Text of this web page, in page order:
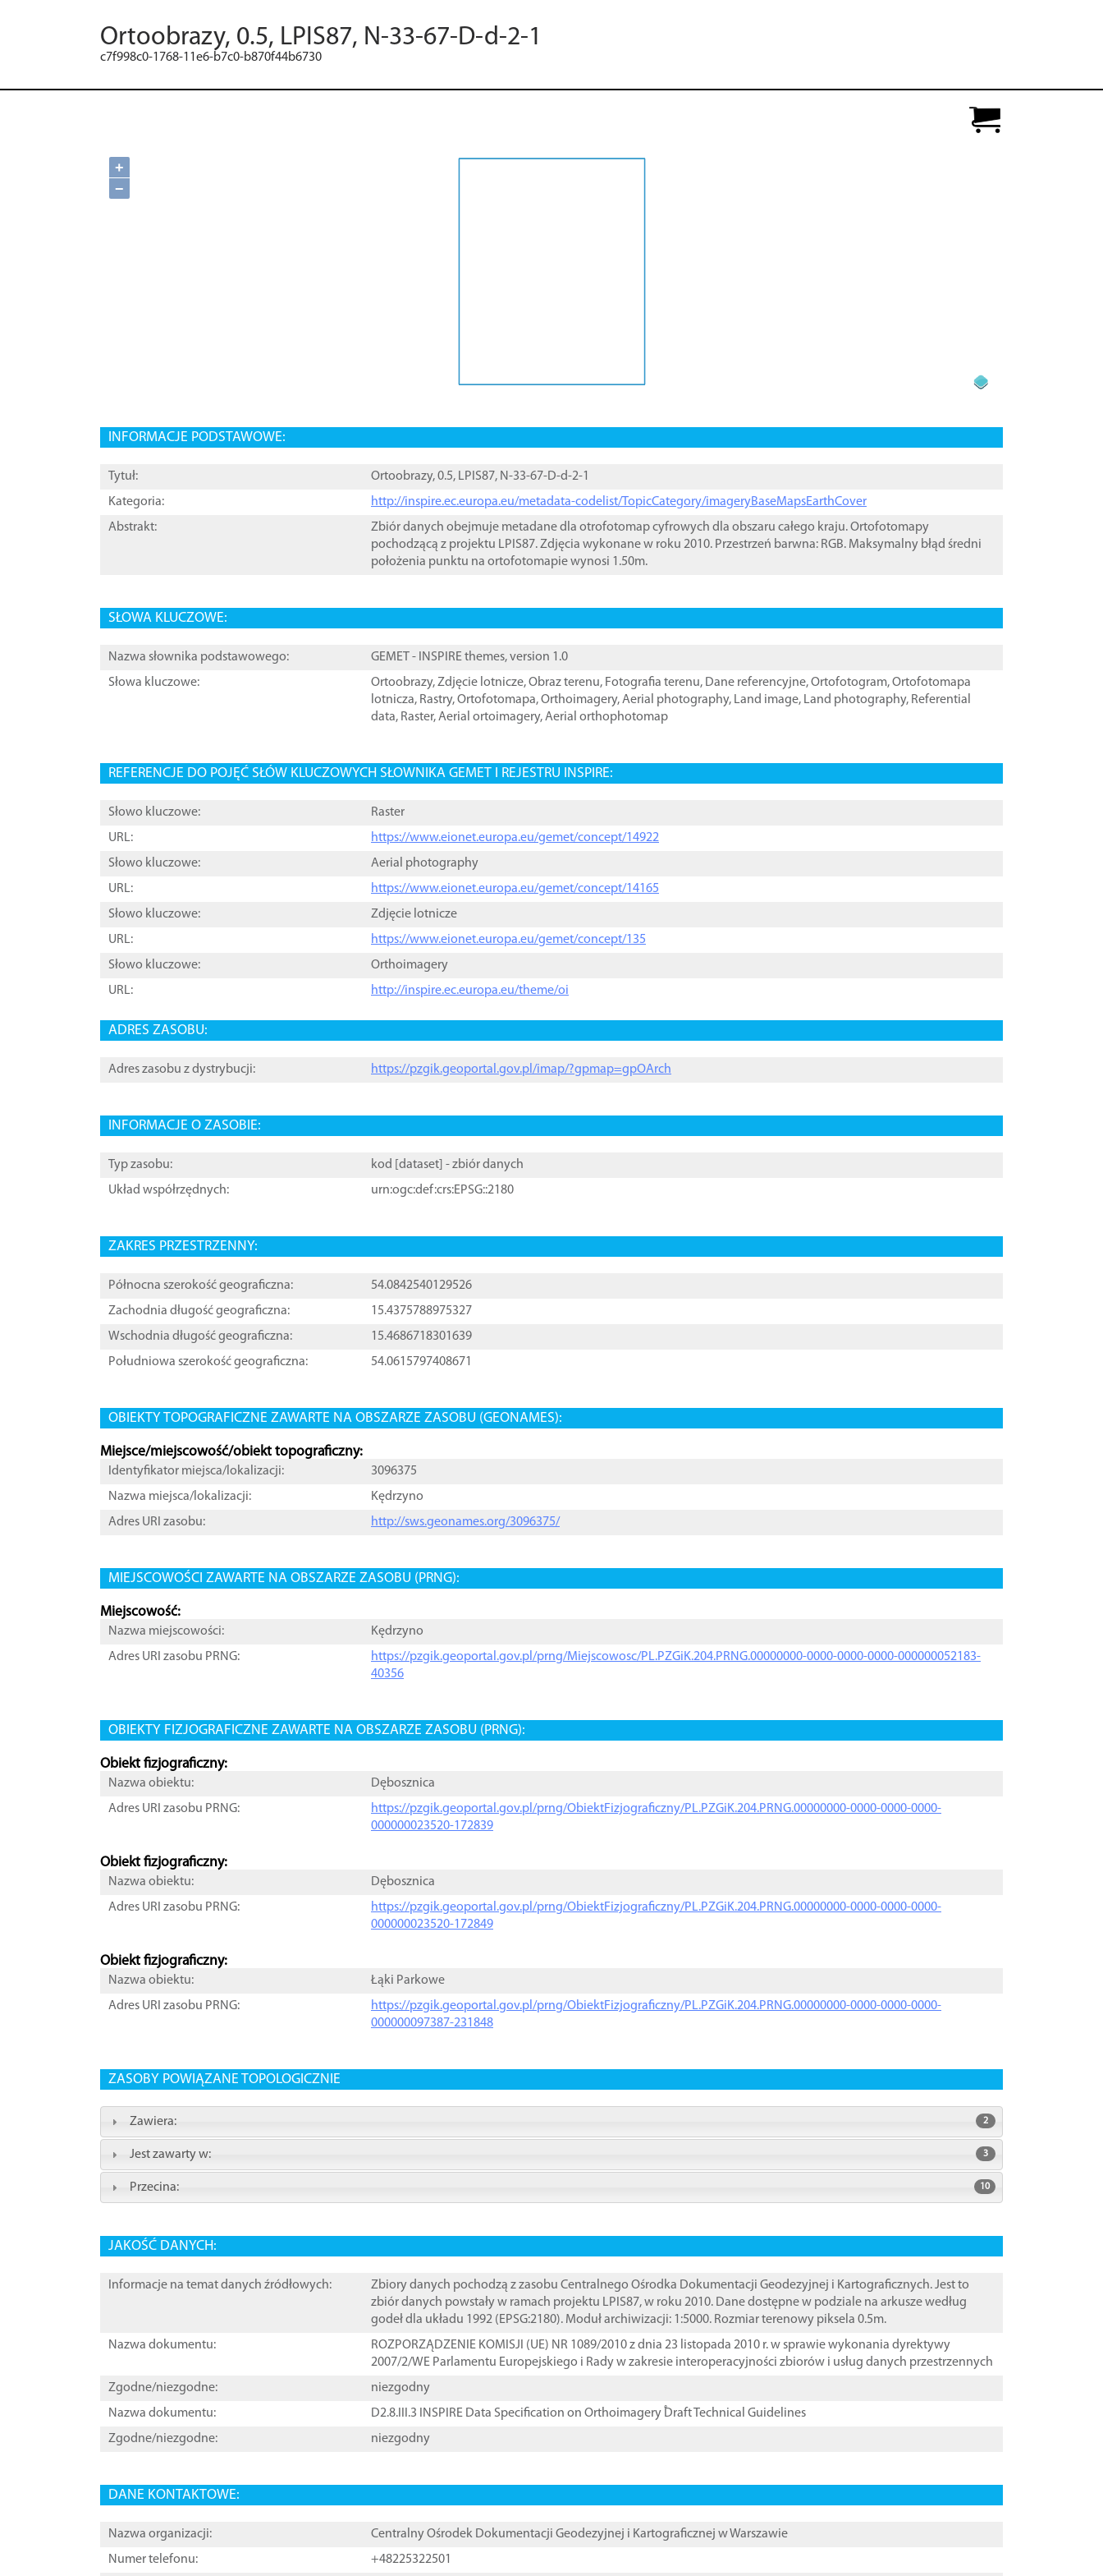
Ortoobrazy, 0.5, LPIS87, N-33-67-D-d-2-1
c7f998c0-1768-11e6-b7c0-b870f44b6730
+
−
INFORMACJE PODSTAWOWE:
Tytuł:
Ortoobrazy, 0.5, LPIS87, N-33-67-D-d-2-1
Kategoria:
http://inspire.ec.europa.eu/metadata-codelist/TopicCategory/imageryBaseMapsEarthCover
Abstrakt:
Zbiór danych obejmuje metadane dla otrofotomap cyfrowych dla obszaru całego kraju. Ortofotomapy
pochodzącą z projektu LPIS87. Zdjęcia wykonane w roku 2010. Przestrzeń barwna: RGB. Maksymalny błąd średni
położenia punktu na ortofotomapie wynosi 1.50m.
SŁOWA KLUCZOWE:
Nazwa słownika podstawowego:
GEMET - INSPIRE themes, version 1.0
Słowa kluczowe:
Ortoobrazy,Zdjęcie lotnicze,Obraz terenu, Fotografia terenu, Dane referencyjne,Ortofotogram,Ortofotomapa
lotnicza, Rastry,Ortofotomapa,Orthoimagery,Aerial photography, Land image, Land photography, Referential
data, Raster,Aerial ortoimagery,Aerial orthophotomap
REFERENCJE DO POJĘĆ SŁÓW KLUCZOWYCH SŁOWNIKA GEMET I REJESTRU INSPIRE:
Słowo kluczowe:
Raster
URL:
https://www.eionet.europa.eu/gemet/concept/14922
Słowo kluczowe:
Aerial photography
URL:
https://www.eionet.europa.eu/gemet/concept/14165
Słowo kluczowe:
Zdjęcie lotnicze
URL:
https://www.eionet.europa.eu/gemet/concept/135
Słowo kluczowe:
Orthoimagery
URL:
http://inspire.ec.europa.eu/theme/oi
ADRES ZASOBU:
Adres zasobu z dystrybucji: https://pzgik.geoportal.gov.pl/imap/?gpmap=gpOArch
INFORMACJE O ZASOBIE:
Typ zasobu: kod [ dataset ] - zbiór danych
Układ współrzędnych:
urn:ogc:def:crs:EPSG::2180
ZAKRES PRZESTRZENNY:
Północna szerokość geograficzna:
54.0842540129526
Zachodnia długość geograficzna:
15.4375788975327
Wschodnia długość geograficzna:
15.4686718301639
Południowa szerokość geograficzna:
54.0615797408671
OBIEKTY TOPOGRAFICZNE ZAWARTE NA OBSZARZE ZASOBU (GEONAMES):
Miejsce/miejscowość/obiekt topograficzny:
Identyfikator miejsca/lokalizacji:
3096375
Nazwa miejsca/lokalizacji:
Kędrzyno
Adres URI zasobu:
http://sws.geonames.org/3096375/
MIEJSCOWOŚCI ZAWARTE NA OBSZARZE ZASOBU (PRNG):
Miejscowość:
Nazwa miejscowości:
Kędrzyno
Adres URI zasobu PRNG:
https://pzgik.geoportal.gov.pl/prng/Miejscowosc/PL.PZGiK.204.PRNG.00000000-0000-0000-0000-000000052183-
40356
OBIEKTY FIZJOGRAFICZNE ZAWARTE NA OBSZARZE ZASOBU (PRNG):
Obiekt fizjograficzny:
Nazwa obiektu:
Dębosznica
Adres URI zasobu PRNG:
https://pzgik.geoportal.gov.pl/prng/ObiektFizjograficzny/PL.PZGiK.204.PRNG.00000000-0000-0000-0000-
000000023520-172839
Obiekt fizjograficzny:
Nazwa obiektu:
Dębosznica
Adres URI zasobu PRNG:
https://pzgik.geoportal.gov.pl/prng/ObiektFizjograficzny/PL.PZGiK.204.PRNG.00000000-0000-0000-0000-
000000023520-172849
Obiekt fizjograficzny:
Nazwa obiektu:
Łąki Parkowe
Adres URI zasobu PRNG:
https://pzgik.geoportal.gov.pl/prng/ObiektFizjograficzny/PL.PZGiK.204.PRNG.00000000-0000-0000-0000-
000000097387-231848
ZASOBY POWIĄZANE TOPOLOGICZNIE
Zawiera: 2
Jest zawarty w: 3
Przecina: 10
JAKOŚĆ DANYCH:
Informacje na temat danych źródłowych:
Zbiory danych pochodzą z zasobu Centralnego Ośrodka Dokumentacji Geodezyjnej i Kartograficznych. Jest to
zbiór danych powstały w ramach projektu LPIS87, w roku 2010. Dane dostępne w podziale na arkusze według
godeł dla układu 1992 (EPSG:2180). Moduł archiwizacji: 1:5000. Rozmiar terenowy piksela 0.5m.
Nazwa dokumentu:
ROZPORZĄDZENIE KOMISJI (UE) NR 1089/2010 z dnia 23 listopada 2010 r. w sprawie wykonania dyrektywy
2007/2/WE Parlamentu Europejskiego i Rady w zakresie interoperacyjności zbiorów i usług danych przestrzennych
Zgodne/niezgodne:
niezgodny
Nazwa dokumentu:
D2.8.III.3 INSPIRE Data Specification on Orthoimagery ֠Draft Technical Guidelines
Zgodne/niezgodne:
niezgodny
DANE KONTAKTOWE:
Nazwa organizacji:
Centralny Ośrodek Dokumentacji Geodezyjnej i Kartograficznej w Warszawie
Numer telefonu:
+48225322501